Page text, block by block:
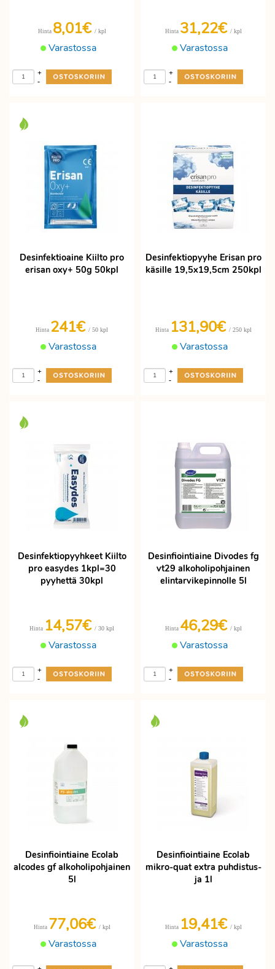
Varastossa
Hinta 8,01€ / kpl
-
+
Varastossa
Hinta 31,22€ / kpl
-
+
Desinfektioaine Kiilto pro
erisan oxy+ 50g 50kpl
Varastossa
Hinta 241€ / 50 kpl
-
+
Desinfektiopyyhe Erisan pro
käsille 19,5x19,5cm 250kpl
Varastossa
Hinta 131,90€ / 250 kpl
-
+
Desinfektiopyyhkeet Kiilto
pro easydes 1kpl=30
pyyhettä 30kpl
Varastossa
Hinta 14,57€ / 30 kpl
-
+
Desinfiointiaine Divodes fg
vt29 alkoholipohjainen
elintarvikepinnolle 5l
Varastossa
Hinta 46,29€ / kpl
-
+
Desinfiointiaine Ecolab
alcodes gf alkoholipohjainen
5l
Varastossa
Hinta 77,06€ / kpl
Desinfiointiaine Ecolab
mikro-quat extra puhdistus-
ja 1l
Varastossa
Hinta 19,41€ / kpl